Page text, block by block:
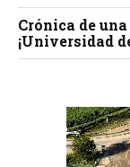
Crónica de
¡Universidad